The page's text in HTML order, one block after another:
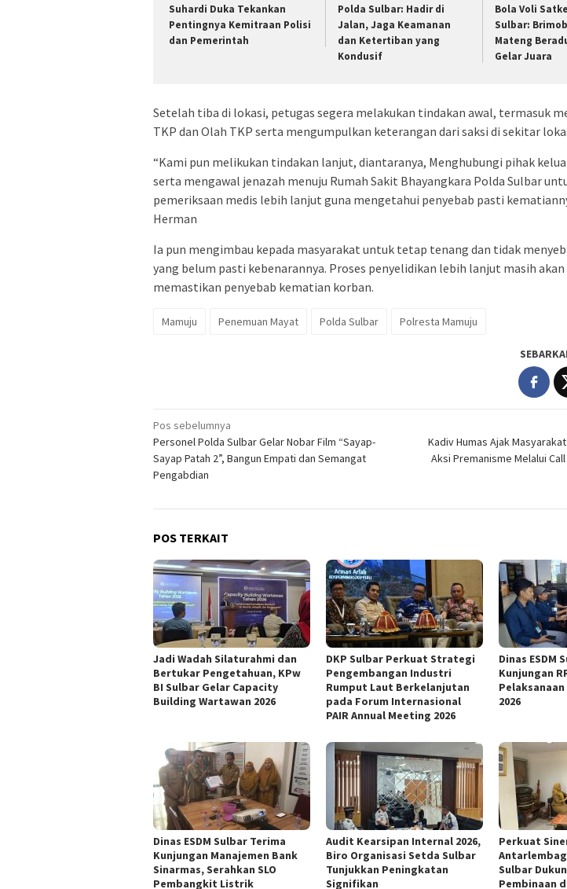
Suhardi Duka Tekankan
Pentingnya Kemitraan Polisi
dan Pemerintah
Polda Sulbar: Hadir di
Jalan, Jaga Keamanan
dan Ketertiban yang
Kondusif
Bola Voli
Sulbar:
Mateng
Gelar Juara
Setelah tiba di lokasi, petugas segera melakukan tindakan awal, termasuk
TKP dan Olah TKP serta mengumpulkan keterangan dari saksi di sekitar
“Kami pun melikukan tindakan lanjut, diantaranya, Menghubungi pihak
serta mengawal jenazah menuju Rumah Sakit Bhayangkara Polda Sulbar
pemeriksaan medis lebih lanjut guna mengetahui penyebab pasti
Herman
Ia pun mengimbau kepada masyarakat untuk tetap tenang dan tidak
yang belum pasti kebenarannya. Proses penyelidikan lebih lanjut masih
memastikan penyebab kematian korban.
Mamuju Penemuan Mayat Polda Sulbar Polresta Mamuju
Navigasi
pos
Pos sebelumnya
Personel Polda Sulbar Gelar Nobar Film “Sayap-
Sayap Patah 2”, Bangun Empati dan Semangat
Pengabdian
Kadiv Humas Ajak
Aksi Premanisme Melalui
POS TERKAIT
Jadi Wadah Silaturahmi dan
Bertukar Pengetahuan, KPw
BI Sulbar Gelar Capacity
Building Wartawan 2026
DKP Sulbar Perkuat Strategi
Pengembangan Industri
Rumput Laut Berkelanjutan
pada Forum Internasional
PAIR Annual Meeting 2026
Dinas ESDM
Kunjungan
2026
Dinas ESDM Sulbar Terima
Kunjungan Manajemen Bank
Sinarmas, Serahkan SLO
Pembangkit Listrik
Audit Kearsipan Internal 2026,
Biro Organisasi Setda Sulbar
Tunjukkan Peningkatan
Signifikan
Perkuat
Sulbar
Pembinaan